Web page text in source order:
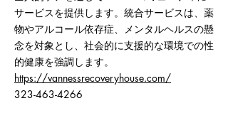
サービスを提供します。統合サービスは、薬
物やアルコール依存症、メンタルヘルスの懸
念を対象とし、社会的に支援的な環境での性
的健康を強調します。
https://vannessrecoveryhouse.com/
323-463-4266